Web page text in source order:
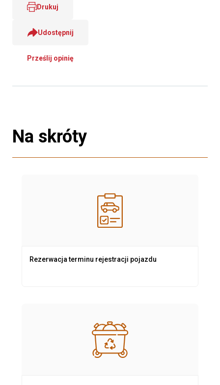
Drukuj
Udostępnij
Prześlij opinię
Na skróty
Rezerwacja terminu rejestracji pojazdu